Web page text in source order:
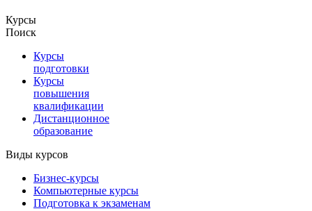
Курсы
Поиск
Курсы
подготовки
Курсы
повышения
квалификации
Дистанционное
образование
Виды курсов
Бизнес-курсы
Компьютерные курсы
Подготовка к экзаменам